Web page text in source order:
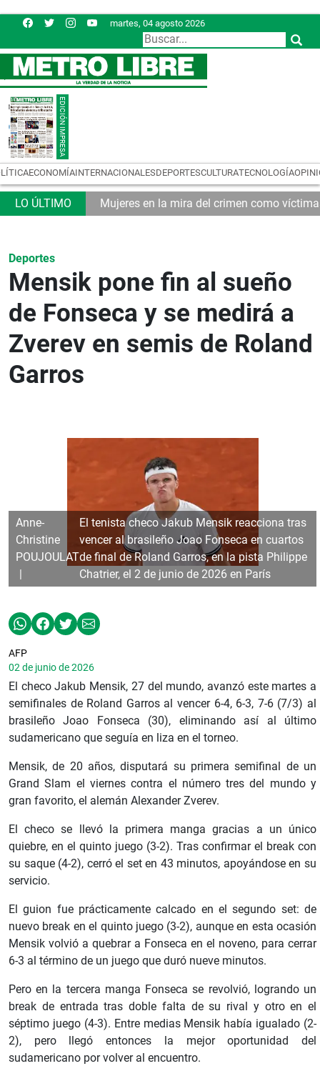
martes, 04 agosto 2026
ECONOMÍAINTERNACIONALESDEPORTESCULTURATECNOLOGÍA
tributario Mujeres en la mira del crimen como
Deportes
Mensik pone fin al sueño
de Fonseca y se medirá a
Zverev en semis de Roland
Garros
El tenista checo Jakub Mensik reacciona tras
vencer al brasileño Joao Fonseca en cuartos
de final de Roland Garros, en la pista Philippe
Chatrier, el 2 de junio de 2026 en París
Anne-
Christine
POUJOULAT
AFP
02 de junio de 2026
El checo Jakub Mensik, 27 del mundo, avanzó este martes a
semifinales de Roland Garros al vencer 6-4, 6-3, 7-6 (7/3) al
brasileño Joao Fonseca (30), eliminando así al último
sudamericano que seguía en liza en el torneo.
Mensik, de 20 años, disputará su primera semifinal de un
Grand Slam el viernes contra el número tres del mundo y
gran favorito, el alemán Alexander Zverev.
El checo se llevó la primera manga gracias a un único
quiebre, en el quinto juego (3-2). Tras confirmar el break con
su saque (4-2), cerró el set en 43 minutos, apoyándose en su
servicio.
El guion fue prácticamente calcado en el segundo set: de
nuevo break en el quinto juego (3-2), aunque en esta ocasión
Mensik volvió a quebrar a Fonseca en el noveno, para cerrar
6-3 al término de un juego que duró nueve minutos.
Pero en la tercera manga Fonseca se revolvió, logrando un
break de entrada tras doble falta de su rival y otro en el
séptimo juego (4-3). Entre medias Mensik había igualado (2-
2), pero llegó entonces la mejor oportunidad del
sudamericano por volver al encuentro.